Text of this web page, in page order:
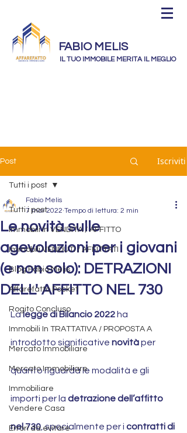
FABIO MELIS
IL TUO IMMOBILE MERITA IL MEGLIO
Post Iscriviti
Tutti i post
Immobili In VENDITA / AFFITTO
Immobili VENDUTI / AFFITTATI
Blog Fabio Melis
Affarefatto Pocket
Rogito Concluso
Immobili In TRATTATIVA / PROPOSTA A
Mercato Immobiliare
Mercato Immobiliare
Immobiliare
Vendere Casa
Errori da evitare
Tutti i post
Le novità sulle
agevolazioni per i giovani
(e non solo): DETRAZIONI
DELL' AFFITTO NEL 730
Fabio Melis
7 mar 2022 Tempo di lettura: 2 min
La legge di Bilancio 2022 ha
introdotto significative novità per
quanto riguarda le modalità e gli
importi per la detrazione dell’affitto
nel 730 , specialmente per i contratti di